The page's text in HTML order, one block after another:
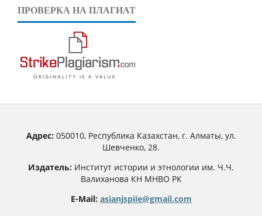
ПРОВЕРКА НА ПЛАГИАТ
Адрес:050010, Республика Казахстан, г. Алматы, ул.
Шевченко, 28.
Издатель: Институт истории и этнологии им. Ч.Ч.
Валиханова КН МНВО РК
E-Mail: asianjspiie@gmail.com